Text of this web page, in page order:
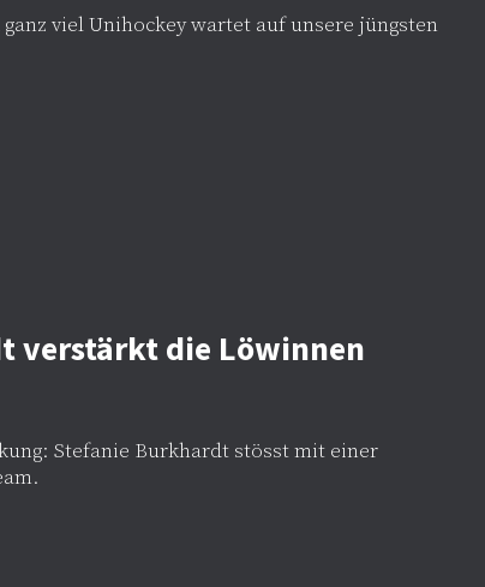
viel Unihockey wartet auf unsere jüngsten
verstärkt die Löwinnen
Stefanie Burkhardt stösst mit einer